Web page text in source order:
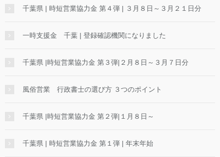
千葉県 | 時短営業協力金 第４弾 | ３月８日～３月２１日分
一時支援金 千葉 | 登録確認機関になりました
千葉県 |時短営業協力金 第３弾|２月８日～３月７日分
風俗営業 行政書士の選び方 ３つのポイント
千葉県 |時短営業協力金 第２弾|１月８日～
千葉県 | 時短営業協力金 第１弾 | 年末年始